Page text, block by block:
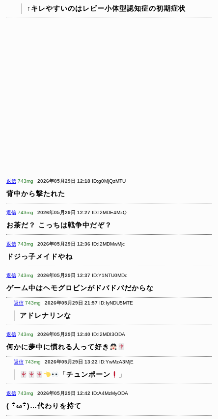
↑キレやすいのはレビー小体型認知症の初期症状
返信 743mg 2026年05月29日 12:18 ID:g0MjQzMTU
背中から撃たれた
返信 743mg 2026年05月29日 12:27 ID:I2MDE4MzQ
お茶だ？ こっちは戦争中だぞ？
返信 743mg 2026年05月29日 12:36 ID:I2MDMwMjc
ドジっ子メイドやね
返信 743mg 2026年05月29日 12:37 ID:Y1NTU0MDc
ゲーム中はヘモグロビンがドバドバだからな
返信 743mg 2026年05月29日 21:57 ID:IyNDU5MTE
アドレナリンな
返信 743mg 2026年05月29日 12:40 ID:I2MDI3ODA
何かに夢中に慣れる人って好き
返信 743mg 2026年05月29日 13:22 ID:YwMzA3MjE
「チュンポーン 」
返信 743mg 2026年05月29日 12:42 ID:A4MzMyODA
( ･ิω･ิ)…代わりを持て